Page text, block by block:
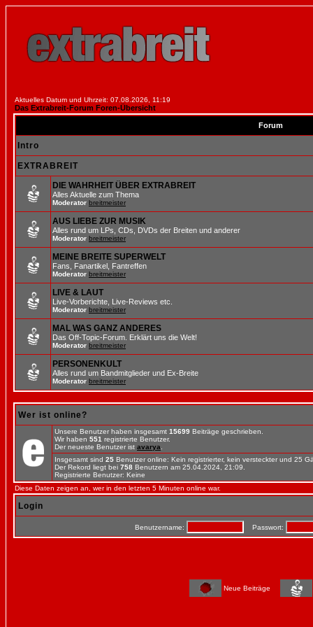
Aktuelles Datum und Uhrzeit: 07.08.2026, 11:19
Das Extrabreit-Forum Foren-Übersicht
Forum
Intro
EXTRABREIT
DIE WAHRHEIT ÜBER EXTRABREIT
Alles Aktuelle zum Thema
Moderator breitmeister
AUS LIEBE ZUR MUSIK
Alles rund um LPs, CDs, DVDs der Breiten und anderer
Moderator breitmeister
MEINE BREITE SUPERWELT
Fans, Fanartikel, Fantreffen
Moderator breitmeister
LIVE & LAUT
Live-Vorberichte, Live-Reviews etc.
Moderator breitmeister
MAL WAS GANZ ANDERES
Das Off-Topic-Forum. Erklärt uns die Welt!
Moderator breitmeister
PERSONENKULT
Alles rund um Bandmitglieder und Ex-Breite
Moderator breitmeister
Wer ist online?
Unsere Benutzer haben insgesamt 15699 Beiträge geschrieben.
Wir haben 551 registrierte Benutzer.
Der neueste Benutzer ist avarya
Insgesamt sind 25 Benutzer online: Kein registrierter, kein versteckter und 25
Der Rekord liegt bei 758 Benutzern am 25.04.2024, 21:09.
Registrierte Benutzer: Keine
Diese Daten zeigen an, wer in den letzten 5 Minuten online war.
Login
Benutzername: Passwort:
Neue Beiträge